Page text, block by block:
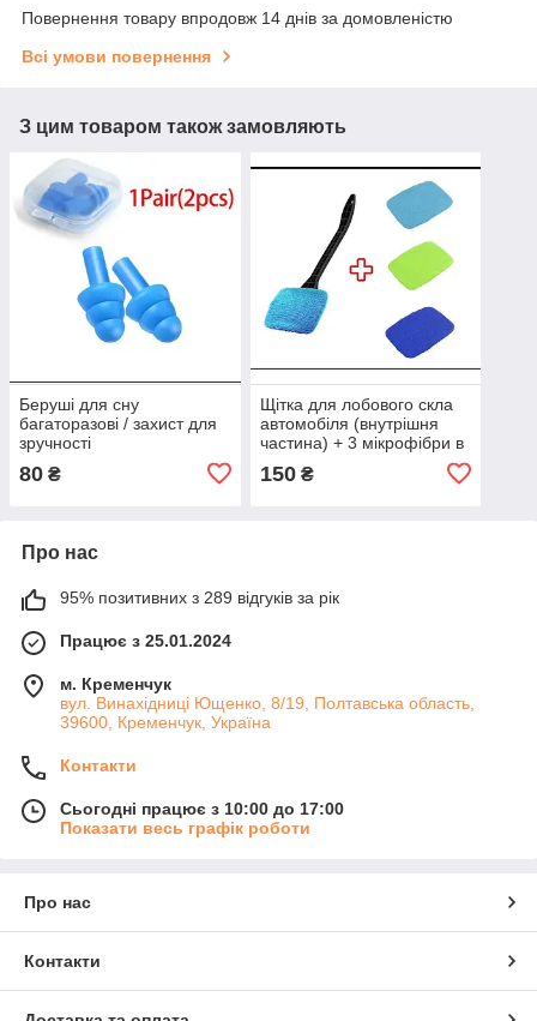
Повернення товару впродовж 14 днів за домовленістю
Всі умови повернення
З цим товаром також замовляють
Беруші для сну
багаторазові / захист для
зручності
80 ₴
Щітка для лобового скла
автомобіля (внутрішня
частина) + 3 мікрофібри в
150₴
Про нас
95% позитивних з 289 відгуків за рік
Працює з 25.01.2024
м. Кременчук
вул. Винахідниці Ющенко, 8/19, Полтавська область,
39600, Кременчук, Україна
Контакти
Сьогодні працює з 10:00 до 17:00
Показати весь графік роботи
Про нас
Контакти